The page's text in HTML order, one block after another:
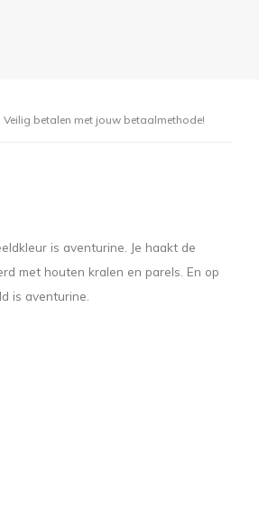
Veilig betalen met jouw betaalmethode!
is aventurine. Je haakt de
met houten kralen en parels. En op
is aventurine.